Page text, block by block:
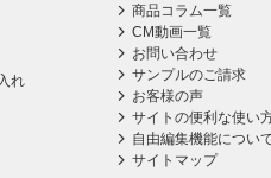
れ
商品コラム一覧
CM動画一覧
お問い合わせ
サンプルのご請求
お客様の声
サイトの便利な使い
自由編集機能につい
サイトマップ